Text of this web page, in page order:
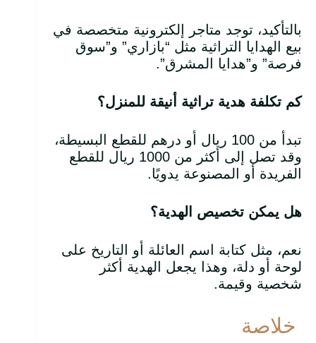
بالتأكيد، توجد متاجر إلكترونية متخصصة في
بيع الهدايا التراثية مثل “بازاري” و”سوق
فرصة” و”هدايا المشرق”.
كم تكلفة هدية تراثية أنيقة للمنزل؟
تبدأ من 100 ريال أو درهم للقطع البسيطة،
وقد تصل إلى أكثر من 1000 ريال للقطع
الفريدة أو المصنوعة يدويًا.
هل يمكن تخصيص الهدية؟
نعم، مثل كتابة اسم العائلة أو التاريخ على
لوحة أو دلة، وهذا يجعل الهدية أكثر
شخصية وقيمة.
خلاصة